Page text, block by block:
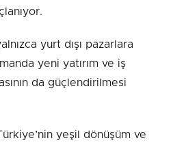
yurt dışı pazarlara
yeni yatırım ve iş
da güçlendirilmesi
yeşil dönüşüm ve